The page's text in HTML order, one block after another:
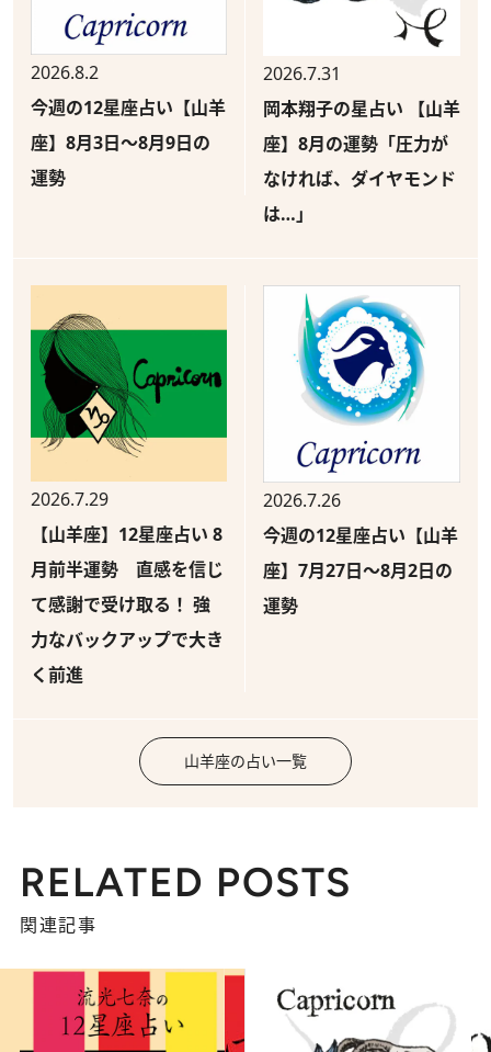
2026.8.2
今週の12星座占い【山羊
座】8月3日～8月9日の
運勢
2026.7.31
岡本翔子の星占い 【山羊
座】8月の運勢「圧力が
なければ、ダイヤモンド
は…」
2026.7.29
【山羊座】12星座占い 8
月前半運勢 直感を信じ
て感謝で受け取る！ 強
力なバックアップで大き
く前進
2026.7.26
今週の12星座占い【山羊
座】7月27日～8月2日の
運勢
山羊座の占い一覧
RELATED POSTS
関連記事